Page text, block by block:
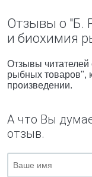
Отзывы о "Б.
и биохимия
Отзывы читателей
рыбных товаров",
произведении.
А что Вы
отзыв.